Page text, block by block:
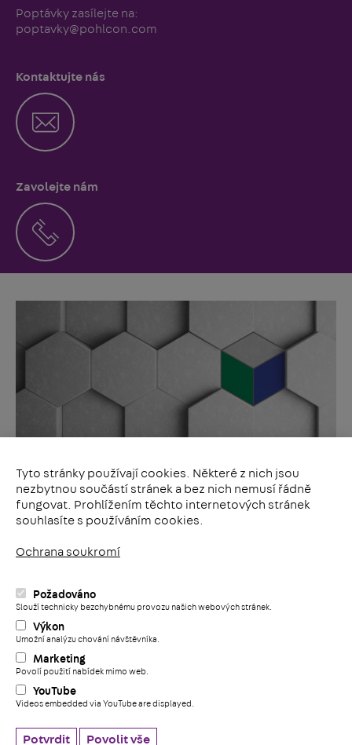
Tyto stránky používají cookies. Některé z nich jsou
nezbytnou součástí stránek a bez nich nemusí řádně
fungovat. Prohlížením těchto internetových stránek
souhlasíte s používáním cookies.
Ochrana soukromí
Požadováno
Slouží technicky bezchybnému provozu našich webových stránek.
Výkon
Umožní analýzu chování návštěvníka.
Marketing
Povolí použití nabídek mimo web.
YouTube
Videos embedded via YouTube are displayed.
Potvrdit Povolit vše
Poptávky zasílejte na:
poptavky@pohlcon.com
Kontaktujte nás
Zavolejte nám
Celý sortiment
LinkedIn
YouTube
Facebook
Všeobecné obchodní podmínky
Ochrana soukromí
nastavení cookies